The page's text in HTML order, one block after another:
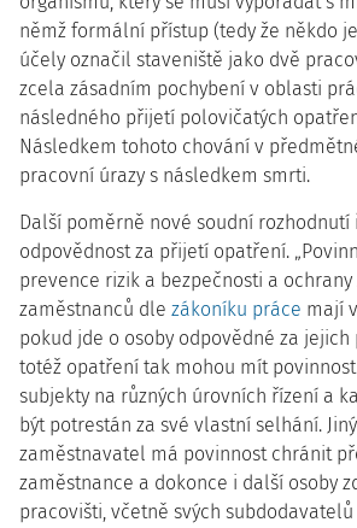
němž formální přístup (tedy že někdo
účely označil staveniště jako dvě
zcela zásadním pochybení v oblasti
následného přijetí polovičatých
Následkem tohoto chování v
pracovní úrazy s následkem smrti.
Další poměrně nové soudní rozhodnutí
odpovědnost za přijetí opatření.
prevence rizik a bezpečnosti a
zaměstnanců dle zákoníku práce mají
pokud jde o osoby odpovědné za jejich
totéž opatření tak mohou mít
subjekty na různých úrovních řízení a
být potrestán za své vlastní selhání.
zaměstnavatel má povinnost chránit
zaměstnance a dokonce i další osoby
pracovišti, včetně svých